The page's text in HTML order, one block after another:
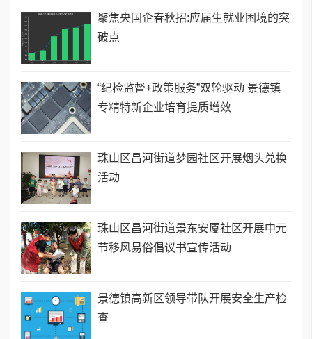
聚焦央国企春秋招:应届生就业困境的突
破点
“纪检监督+政策服务”双轮驱动 景德镇
专精特新企业培育提质增效
珠山区昌河街道梦园社区开展烟头兑换
活动
珠山区昌河街道景东安厦社区开展中元
节移风易俗倡议书宣传活动
景德镇高新区领导带队开展安全生产检
查